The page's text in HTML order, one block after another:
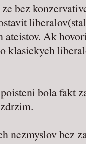
bez
ateistov. Ak
klasickych
bola fakt
nezmyslov bez